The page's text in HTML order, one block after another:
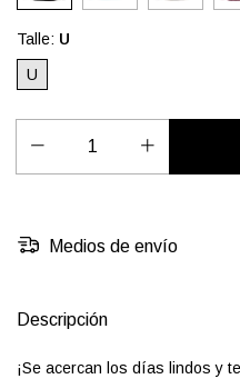
Talle: U
U
Medios de envío
Descripción
¡Se acercan los días lindos y